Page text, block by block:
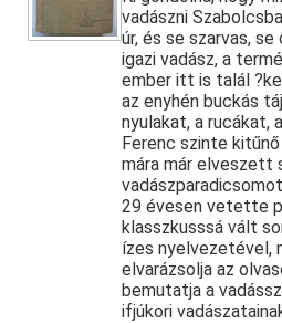
vadászni
úr, és se szarvas, se
igazi vadász, a
ember itt is talál
az enyhén buckás
nyulakat, a rucákat,
Ferenc szinte
mára már elveszett
29 évesen vetette
klasszkusssá vált
ízes nyelvezetével,
elvarázsolja az
bemutatja a
ifjúkori